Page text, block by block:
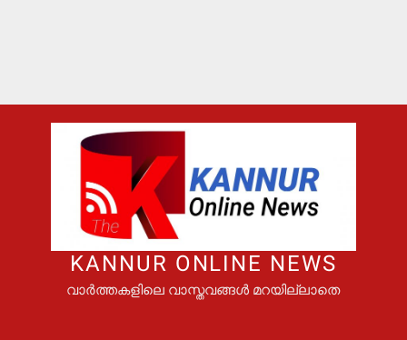
KANNUR ONLINE NEWS
വാർത്തകളിലെ വാസ്തവങ്ങൾ മറയില്ലാതെ